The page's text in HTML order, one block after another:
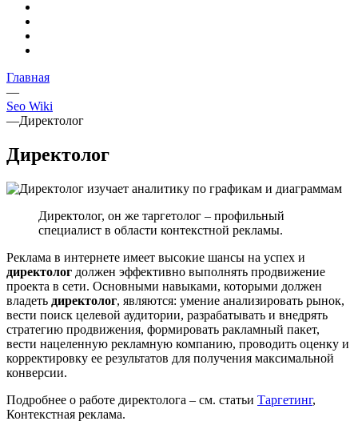
Главная
—
Seo Wiki
—Директолог
Директолог
Директолог, он же таргетолог – профильный
специалист в области контекстной рекламы.
Реклама в интернете имеет высокие шансы на успех и
директолог должен эффективно выполнять продвижение
проекта в сети. Основными навыками, которыми должен
владеть директолог, являются: умение анализировать рынок,
вести поиск целевой аудитории, разрабатывать и внедрять
стратегию продвижения, формировать ракламный пакет,
вести нацеленную рекламную компанию, проводить оценку и
корректировку ее результатов для получения максимальной
конверсии.
Подробнее о работе директолога – см. статьи Таргетинг,
Контекстная реклама.